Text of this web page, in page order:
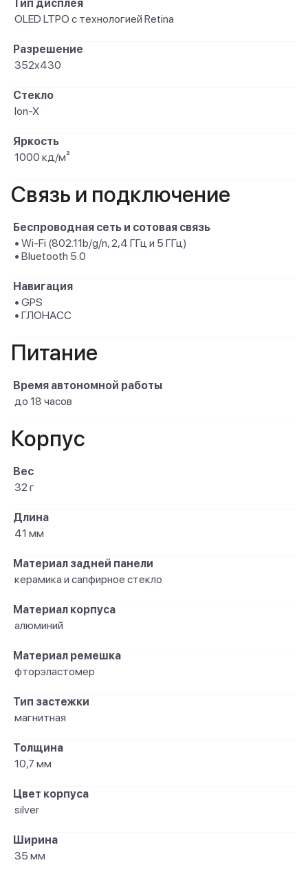
Тип дисплея
OLED LTPO с технологией Retina
Разрешение
352x430
Стекло
Ion-X
Яркость
1000 кд/ м²
Связь и подключение
Беспроводная сеть и сотовая связь
• Wi-Fi (802.11b/ g/ n, 2,4 ГГц и 5 ГГц)
• Bluetooth 5.0
Навигация
• GPS
• ГЛОНАСС
Питание
Время автономной работы
до 18 часов
Корпус
Вес
32 г
Длина
41 мм
Материал задней панели
керамика и сапфирное стекло
Материал корпуса
алюминий
Материал ремешка
фторэластомер
Тип застежки
магнитная
Толщина
10,7 мм
Цвет корпуса
silver
Ширина
35 мм